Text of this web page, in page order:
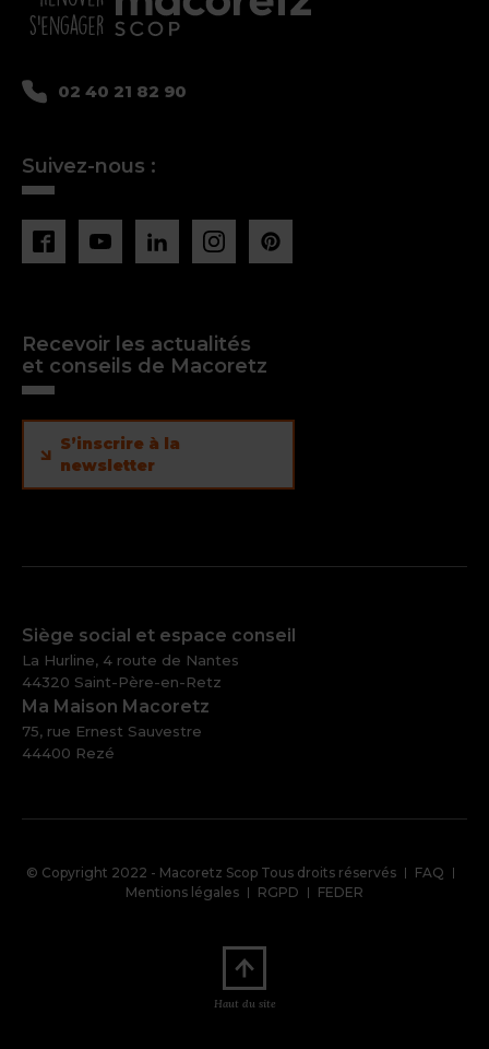
02 40 21 82 90
Suivez-nous :
Recevoir les actualités
et conseils de Macoretz
S’inscrire à la
newsletter
Siège social et espace conseil
La Hurline, 4 route de Nantes
44320 Saint-Père-en-Retz
Ma Maison Macoretz
75, rue Ernest Sauvestre
44400 Rezé
Pied
© Copyright 2022 - Macoretz Scop Tous droits réservés
FAQ
Mentions légales
RGPD FEDER
Haut du site